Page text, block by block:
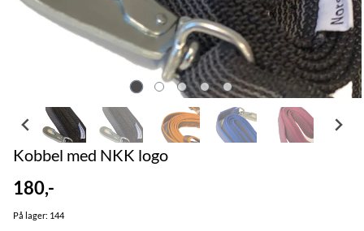
Kobbel med NKK logo
180,-
På lager: 144